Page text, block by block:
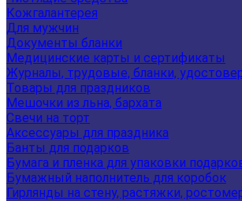
Кожгалантерея
Для мужчин
Документы бланки
Медицинские карты и сертификаты
Журналы, трудовые, бланки,
Товары для праздников
Мешочки из льна, бархата
Свечи на торт
Аксессуары для праздника
Банты для подарков
Бумага и пленка для упаковки
Бумажный наполнитель для коробок
Гирлянды на стену, растяжки,